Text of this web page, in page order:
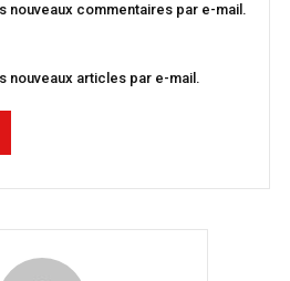
nouveaux commentaires par e-mail.
nouveaux articles par e-mail.